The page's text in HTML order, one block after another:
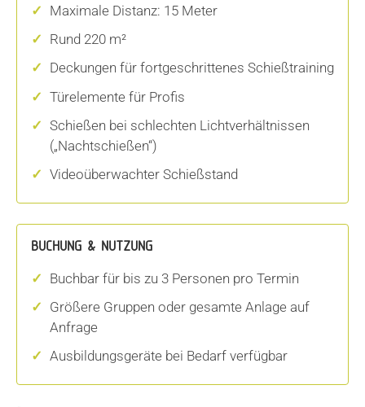
Maximale Distanz: 15 Meter
Rund 220 m²
Deckungen für fortgeschrittenes Schießtraining
Türelemente für Profis
Schießen bei schlechten Lichtverhältnissen
(„Nachtschießen“)
Videoüberwachter Schießstand
BUCHUNG & NUTZUNG
Buchbar für bis zu 3 Personen pro Termin
Größere Gruppen oder gesamte Anlage auf
Anfrage
Ausbildungsgeräte bei Bedarf verfügbar